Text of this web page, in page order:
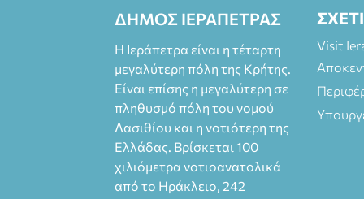
ΔΗΜΟΣ ΙΕΡΑΠΕΤΡΑΣ
Η Ιεράπετρα είναι η τέταρτη
μεγαλύτερη πόλη της Κρήτης.
Είναι επίσης η μεγαλύτερη σε
πληθυσμό πόλη του νομού
Λασιθίου και η νοτιότερη της
Ελλάδας. Βρίσκεται 100
χιλιόμετρα νοτιοανατολικά
από το Ηράκλειο, 242
Visit